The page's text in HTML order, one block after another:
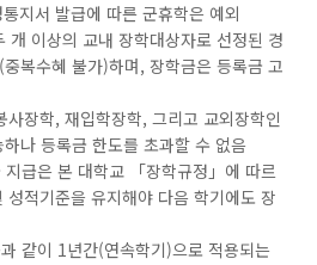
지서 발급에 따른 군휴학은 예외
개 이상의 교내 장학대상자로 선정된 경
복수혜 불가)하며, 장학금은 등록금 고
장학, 재입학장학, 그리고 교외장학인
나 등록금 한도를 초과할 수 없음
지급은 본 대학교 「장학규정」에 따르
적기준을 유지해야 다음 학기에도 장
같이 1년간(연속학기)으로 적용되는